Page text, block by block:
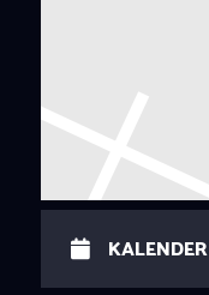
KALENDER